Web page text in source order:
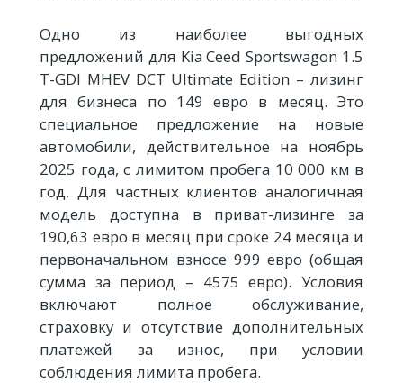
Одно из наиболее выгодных
предложений для Kia Ceed Sportswagon 1.5
T-GDI MHEV DCT Ultimate Edition – лизинг
для бизнеса по 149 евро в месяц. Это
специальное предложение на новые
автомобили, действительное на ноябрь
2025 года, с лимитом пробега 10 000 км в
год. Для частных клиентов аналогичная
модель доступна в приват-лизинге за
190,63 евро в месяц при сроке 24 месяца и
первоначальном взносе 999 евро (общая
сумма за период – 4575 евро). Условия
включают полное обслуживание,
страховку и отсутствие дополнительных
платежей за износ, при условии
соблюдения лимита пробега.